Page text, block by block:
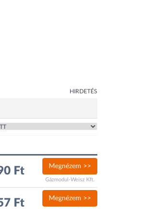
HIRDETÉS
Ft Megnézem >>
Gázmodul-Weisz Kft.
Ft Megnézem >>